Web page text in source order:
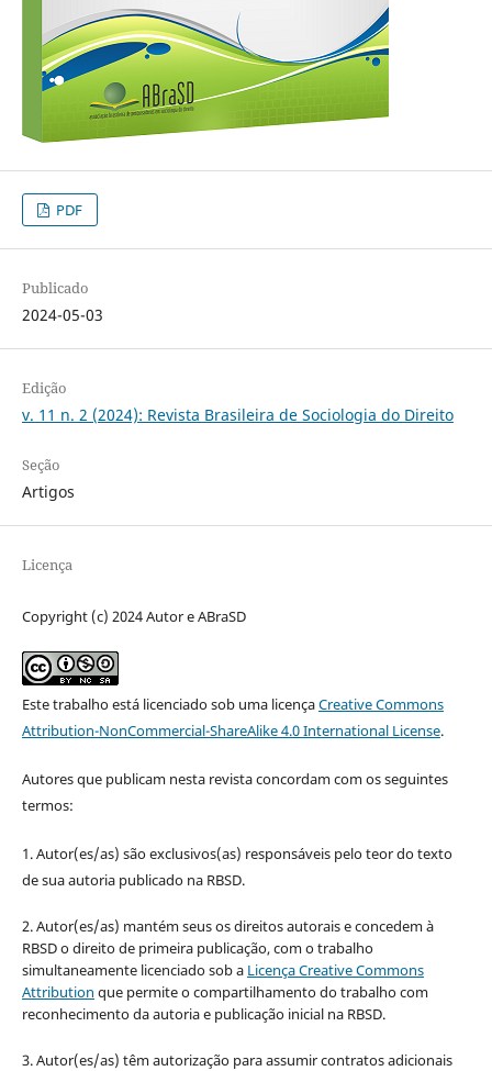
PDF
Publicado
2024-05-03
Edição
v. 11 n. 2 (2024): Revista Brasileira de Sociologia do Direito
Seção
Artigos
Licença
Copyright (c) 2024 Autor e ABraSD
Este trabalho está licenciado sob uma licençaCreative Commons
Attribution-NonCommercial-ShareAlike 4.0 International License.
Autores que publicam nesta revista concordam com os seguintes
termos:
1. Autor(es/as) são exclusivos(as) responsáveis pelo teor do texto
de sua autoria publicado na RBSD.
2. Autor(es/as) mantém seus os direitos autorais e concedem à
RBSD o direito de primeira publicação, com o trabalho
simultaneamente licenciado sob a Licença Creative Commons
Attribution que permite o compartilhamento do trabalho com
reconhecimento da autoria e publicação inicial na RBSD.
3. Autor(es/as) têm autorização para assumir contratos adicionais